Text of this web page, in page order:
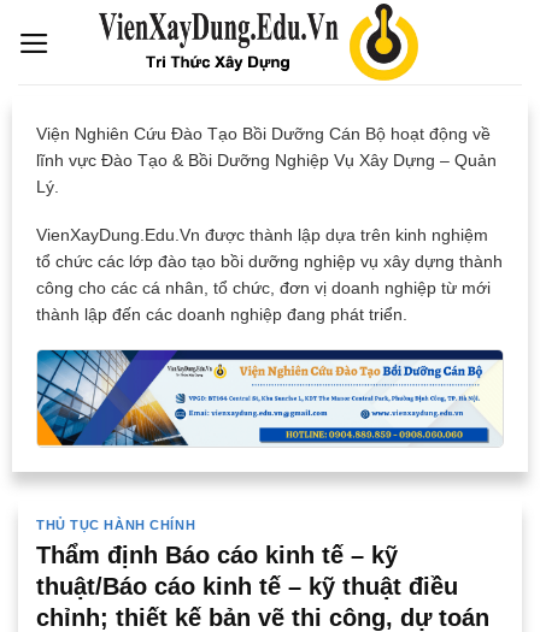
Viện Nghiên Cứu Đào Tạo Bồi Dưỡng Cán Bộ hoạt động về
lĩnh vực Đào Tạo & Bồi Dưỡng Nghiệp Vụ Xây Dựng – Quản
Lý.
VienXayDung.Edu.Vn được thành lập dựa trên kinh nghiệm
tổ chức các lớp đào tạo bồi dưỡng nghiệp vụ xây dựng thành
công cho các cá nhân, tổ chức, đơn vị doanh nghiệp từ mới
thành lập đến các doanh nghiệp đang phát triển.
THỦ TỤC HÀNH CHÍNH
Thẩm định Báo cáo kinh tế – kỹ
thuật/Báo cáo kinh tế – kỹ thuật điều
chỉnh; thiết kế bản vẽ thi công, dự toán